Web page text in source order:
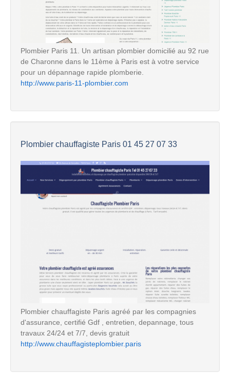
Plombier Paris 11. Un artisan plombier domicilié au 92 rue
de Charonne dans le 11ème à Paris est à votre service
pour un dépannage rapide plomberie.
http://www.paris-11-plombier.com
Plombier chauffagiste Paris 01 45 27 07 33
Plombier chauffagiste Paris agréé par les compagnies
d'assurance, certifié Gdf , entretien, depannage, tous
travaux 24/24 et 7/7, devis gratuit
http://www.chauffagisteplombier.paris